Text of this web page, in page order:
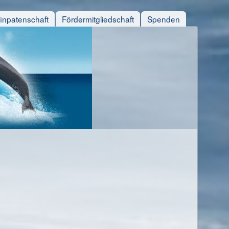
Fördermitgliedschaft Spenden